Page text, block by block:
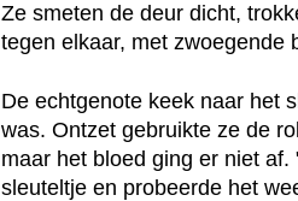
Ze smeten de deur dicht,
tegen elkaar, met zwoegende
De echtgenote keek naar het
was. Ontzet gebruikte ze de
maar het bloed ging er niet
sleuteltje en probeerde het